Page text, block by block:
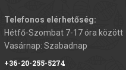
Telefonos elérhetőség:
Hétfő-Szombat 7-17 óra között
Vasárnap: Szabadnap
+36-20-255-5274